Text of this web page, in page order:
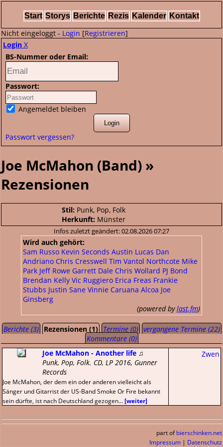
Start Storys Berichte Rezis Kalender Kontakt
Nicht eingeloggt - Login [Registrieren]
Login X
BS-Nummer oder Email:
Passwort:
Angemeldet bleiben
Passwort vergessen?
Joe McMahon (Band) »
Rezensionen
Stil: Punk, Pop, Folk
Herkunft: Münster
Infos zuletzt geändert: 02.08.2026 07:27
Wird auch gehört:
Sam Russo Kevin Seconds Austin Lucas Dan
Andriano Chris Cresswell Tim Vantol Northcote Mike
Park Jeff Rowe Garrett Dale Chris Wollard PJ Bond
Brendan Kelly Vic Ruggiero Erica Freas Frankie
Stubbs Justin Sane Vinnie Caruana Alcoa Joe
Ginsberg
(powered bylast.fm)
Berichte (3) Rezensionen (1) Termine (0) vergangene Termine (22)
Kommentare (0)
Zwen
Joe McMahon - Another life ♫
Punk, Pop, Folk. CD, LP 2016, Gunner
Records
Joe McMahon, der dem ein oder anderen vielleicht als
Sänger und Gitarrist der US-Band Smoke Or Fire bekannt
sein dürfte, ist nach Deutschland gezogen... [weiter]
part of bierschinken.net
Impressum | Datenschutz